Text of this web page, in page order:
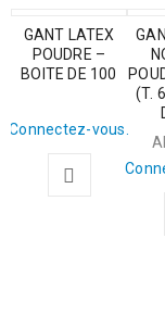
GANT LATEX
POUDRE –
BOITE DE 100
Connectez-vous.
(T.